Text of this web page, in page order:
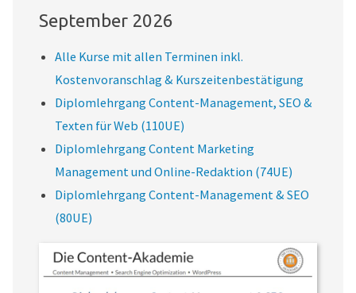
September 2026
Alle Kurse mit allen Terminen inkl.
Kostenvoranschlag & Kurszeitenbestätigung
Diplomlehrgang Content-Management, SEO &
Texten für Web (110UE)
Diplomlehrgang Content Marketing
Management und Online-Redaktion (74UE)
Diplomlehrgang Content-Management & SEO
(80UE)